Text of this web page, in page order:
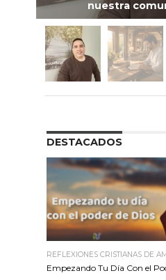
nuestra
DESTACADOS
REFLEXIONES CRISTIANAS DE
Empezando Tu Día Con el